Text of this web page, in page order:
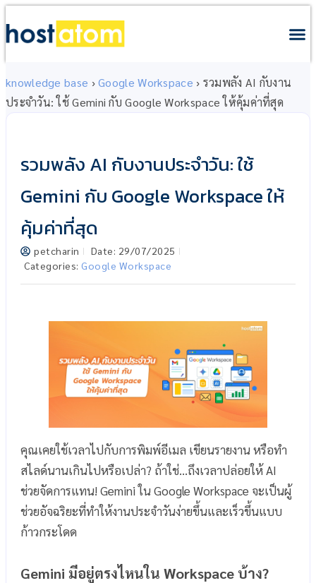
knowledge base › Google Workspace › รวมพลัง AI กับงาน
ประจำวัน: ใช้ Gemini กับ Google Workspace ให้คุ้มค่าที่สุด
รวมพลัง AI กับงานประจำวัน: ใช้
Gemini กับ Google Workspace ให้
คุ้มค่าที่สุด
petcharin Date: 29/07/2025
Categories: Google Workspace
คุณเคยใช้เวลาไปกับการพิมพ์อีเมล เขียนรายงาน หรือทำ
สไลด์นานเกินไปหรือเปล่า? ถ้าใช่…ถึงเวลาปล่อยให้ AI
ช่วยจัดการแทน! Gemini ใน Google Workspace จะเป็นผู้
ช่วยอัจฉริยะที่ทำให้งานประจำวันง่ายขึ้นและเร็วขึ้นแบบ
ก้าวกระโดด
Gemini มีอยู่ตรงไหนใน Workspace บ้าง?